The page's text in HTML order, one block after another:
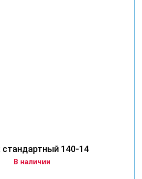
стандартный 140-14
В наличии